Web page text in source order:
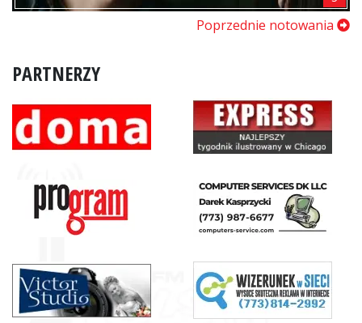
Poprzednie notowania
PARTNERZY